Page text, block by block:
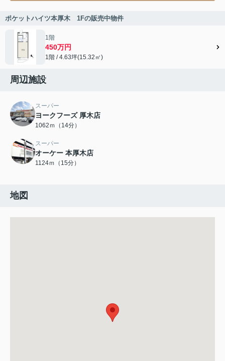
ポケットハイツ本厚木 1Fの販売中物件
1階
450万円
1階 / 4.63坪(15.32㎡)
周辺施設
スーパー
ヨークフーズ 厚木店
1062ｍ（14分）
スーパー
オーケー 本厚木店
1124ｍ（15分）
地図